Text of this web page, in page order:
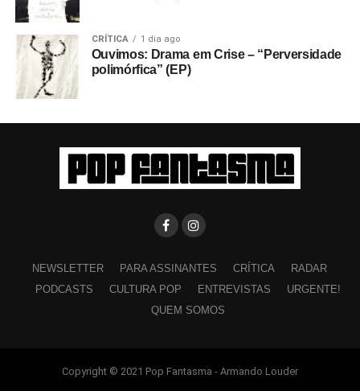
CRÍTICA 1 dia ago
Ouvimos: Drama em Crise – “Perversidade
polimórfica” (EP)
NEWSLETTER PARA ASSINANTES CRÍTICA
RADAR
PODCASTS
CULTURA POP ENTREVISTAS
URGENTE!
QUEM SOMOS
Copyright © 2021 Pop Fantasma - Armando Louder